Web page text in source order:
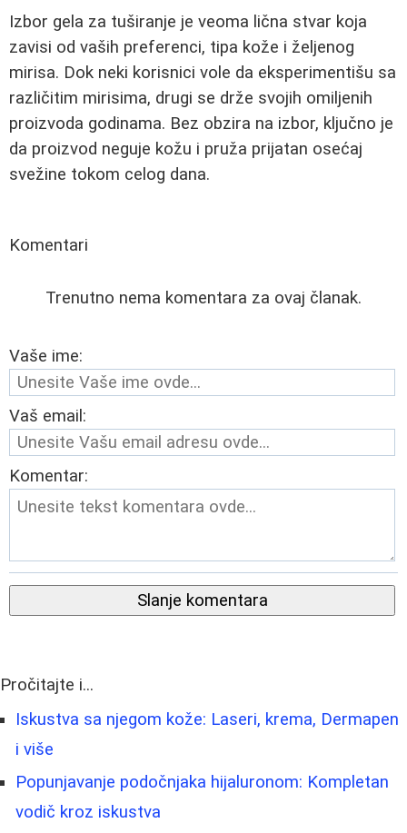
Izbor gela za tuširanje je veoma lična stvar koja
zavisi od vaših preferenci, tipa kože i željenog
mirisa. Dok neki korisnici vole da eksperimentišu sa
različitim mirisima, drugi se drže svojih omiljenih
proizvoda godinama. Bez obzira na izbor, ključno je
da proizvod neguje kožu i pruža prijatan osećaj
svežine tokom celog dana.
Komentari
Trenutno nema komentara za ovaj članak.
Vaše ime:
Vaš email:
Komentar:
Slanje komentara
Pročitajte i...
Iskustva sa njegom kože: Laseri, krema, Dermapen
i više
Popunjavanje podočnjaka hijaluronom: Kompletan
vodič kroz iskustva